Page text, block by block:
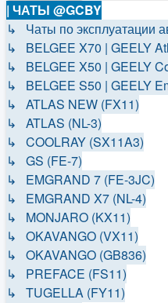
| ЧАТЫ @GCBY
↳ Чаты по эксплуатации
↳ BELGEE X70 | GEELY
↳ BELGEE X50 | GEELY
↳ BELGEE S50 | GEELY
↳ ATLAS NEW (FX11)
↳ ATLAS (NL-3)
↳ COOLRAY (SX11A3)
↳ GS (FE-7)
↳ EMGRAND 7 (FE-3JC)
↳ EMGRAND X7 (NL-4)
↳ MONJARO (KX11)
↳ OKAVANGO (VX11)
↳ OKAVANGO (GB836)
↳ PREFACE (FS11)
↳ TUGELLA (FY11)